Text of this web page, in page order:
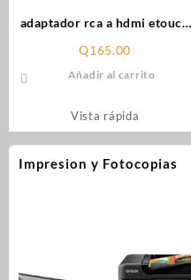
Impresion y Fotocopias
adaptador rca a hdmi etouch
Q165.00
Añadir al carrito
Vista rápida